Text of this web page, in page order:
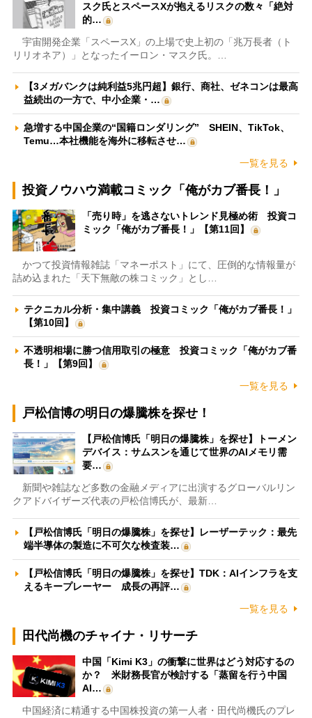
スク氏とスペースXが抱えるリスクの数々「絶対
的…
宇宙開発企業「スペースX」の上場で史上初の「兆万長者（ト
リリオネア）」となったイーロン・マスク氏。…
【3メガバンクは純利益5兆円超】銀行、商社、ゼネコンは最高
益続出の一方で、中小企業・…
急増する中国企業の“国籍ロンダリング” SHEIN、TikTok、
Temu…本社機能を海外に移転させ…
一覧を見る
投資ノウハウ満載コミック「俺がカブ番長！」
「売り時」を逃さないトレンド見極め術 投資コ
ミック「俺がカブ番長！」【第11回】
かつて投資情報雑誌「マネーポスト」にて、圧倒的な情報量が
詰め込まれた「天下無敵の株コミック」とし…
テクニカル分析・集中講義 投資コミック「俺がカブ番長！」
【第10回】
不透明相場に勝つ信用取引の極意 投資コミック「俺がカブ番
長！」【第9回】
一覧を見る
戸松信博の明日の爆騰株を探せ！
【戸松信博氏「明日の爆騰株」を探せ】トーメン
デバイス：サムスンを通じて世界のAIメモリ需
要…
新聞や雑誌など多数の金融メディアに出演するグローバルリン
クアドバイザーズ代表の戸松信博氏が、最新…
【戸松信博氏「明日の爆騰株」を探せ】レーザーテック：最先
端半導体の製造に不可欠な検査装…
【戸松信博氏「明日の爆騰株」を探せ】TDK：AIインフラを支
えるキープレーヤー 成長の再評…
一覧を見る
田代尚機のチャイナ・リサーチ
中国「Kimi K3」の衝撃に世界はどう対応するの
か？ 米財務長官が検討する「蒸留を行う中国
AI…
中国経済に精通する中国株投資の第一人者・田代尚機氏のプレ